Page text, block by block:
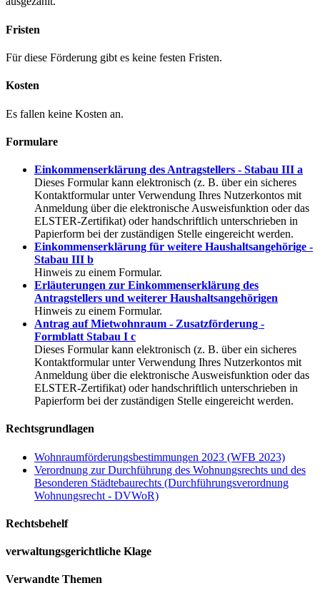
Fristen
Für diese Förderung gibt es keine festen Fristen.
Kosten
Es fallen keine Kosten an.
Formulare
Einkommenserklärung des Antragstellers - Stabau III a
Dieses Formular kann elektronisch (z. B. über ein sicheres
Kontaktformular unter Verwendung Ihres Nutzerkontos mit
Anmeldung über die elektronische Ausweisfunktion oder das
ELSTER-Zertifikat) oder handschriftlich unterschrieben in
Papierform bei der zuständigen Stelle eingereicht werden.
Einkommenserklärung für weitere Haushaltsangehörige -
Stabau III b
Hinweis zu einem Formular.
Erläuterungen zur Einkommenserklärung des
Antragstellers und weiterer Haushaltsangehörigen
Hinweis zu einem Formular.
Antrag auf Mietwohnraum - Zusatzförderung -
Formblatt Stabau I c
Dieses Formular kann elektronisch (z. B. über ein sicheres
Kontaktformular unter Verwendung Ihres Nutzerkontos mit
Anmeldung über die elektronische Ausweisfunktion oder das
ELSTER-Zertifikat) oder handschriftlich unterschrieben in
Papierform bei der zuständigen Stelle eingereicht werden.
Rechtsgrundlagen
Wohnraumförderungsbestimmungen 2023 (WFB 2023)
Verordnung zur Durchführung des Wohnungsrechts und des
Besonderen Städtebaurechts (Durchführungsverordnung
Wohnungsrecht - DVWoR)
Rechtsbehelf
verwaltungsgerichtliche Klage
Verwandte Themen